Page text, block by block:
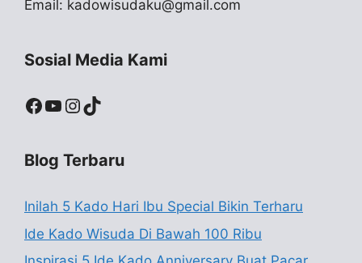
Email: kadowisudaku@gmail.com
Sosial Media Kami
Facebook
YouTube
Instagram
TikTok
Blog Terbaru
Inilah 5 Kado Hari Ibu Special Bikin Terharu
Ide Kado Wisuda Di Bawah 100 Ribu